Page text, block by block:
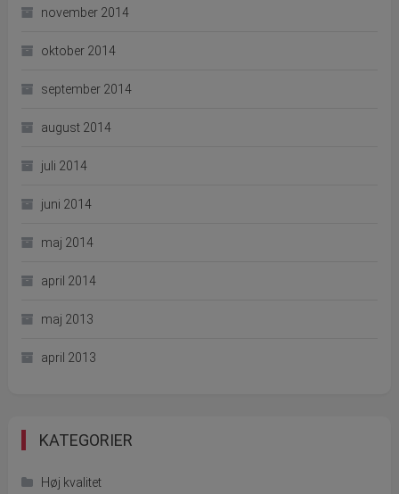
november 2014
oktober 2014
september 2014
august 2014
juli 2014
juni 2014
maj 2014
april 2014
maj 2013
april 2013
KATEGORIER
Høj kvalitet